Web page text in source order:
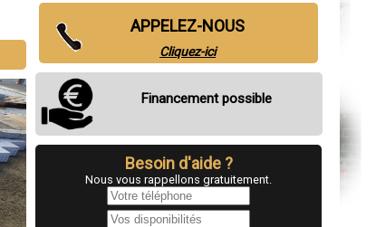
APPELEZ-NOUS
Cliquez-ici
Financement possible
Besoin d'aide ?
Nous vous rappellons gratuitement.